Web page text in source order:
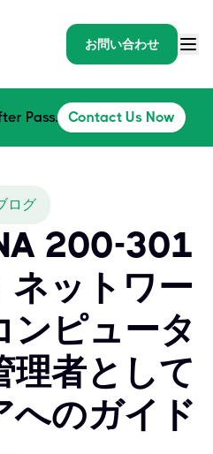
お問い合わせ
Pass. Contact Us Now
ログ
200-301
ネットワー
ンピュータ
理者として
へのガイド